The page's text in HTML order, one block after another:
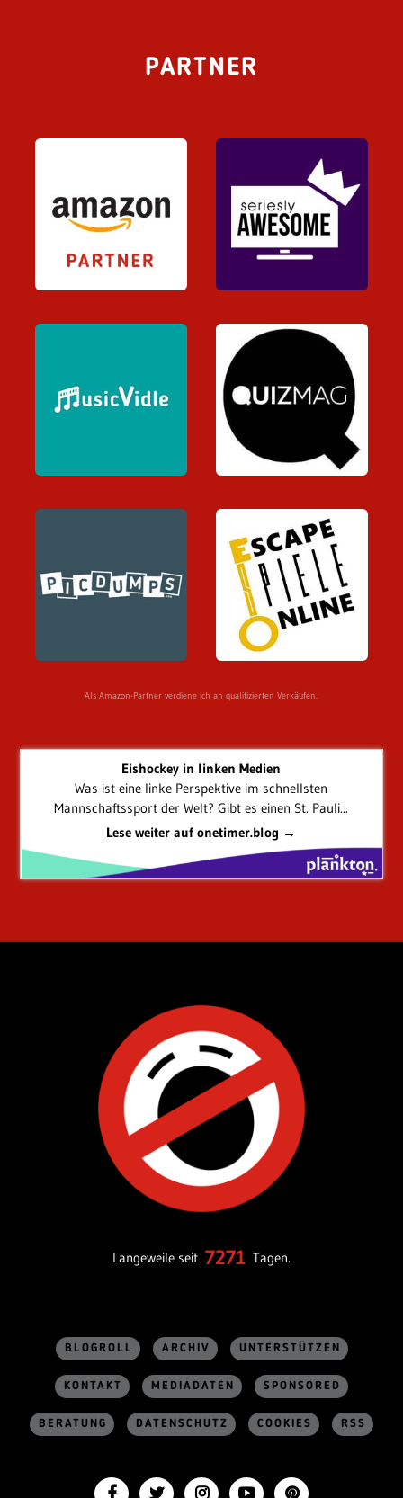
PARTNER
Als Amazon-Partner verdiene ich an qualifizierten Verkäufen.
Eishockey in linken Medien
Was ist eine linke Perspektive im schnellsten
Mannschaftssport der Welt? Gibt es einen St. Pauli...
Lese weiter auf onetimer.blog →
Langeweile seit 7271 Tagen.
BLOGROLL ARCHIV UNTERSTÜTZEN
KONTAKT MEDIADATEN SPONSORED
BERATUNG DATENSCHUTZ COOKIES RSS